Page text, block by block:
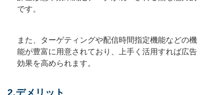
です。
また、ターゲティングや配信時間指定機能などの機
能が豊富に用意されており、上手く活用すれば広告
効果を高められます。
2.デメリット